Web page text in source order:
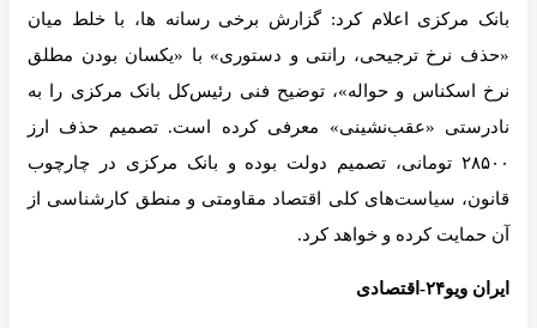
بانک مرکزی اعلام کرد: گزارش برخی رسانه ها، با خلط میان
«حذف نرخ ترجیحی، رانتی و دستوری» با «یکسان بودن مطلق
نرخ اسکناس و حواله»، توضیح فنی رئیس‌کل بانک مرکزی را به‌
نادرستی «عقب‌نشینی» معرفی کرده است. تصمیم حذف ارز
۲۸۵۰۰ تومانی، تصمیم دولت بوده و بانک مرکزی در چارچوب
قانون، سیاست‌های کلی اقتصاد مقاومتی و منطق کارشناسی از
آن حمایت کرده و خواهد کرد.
ایران ویو۲۴-اقتصادی